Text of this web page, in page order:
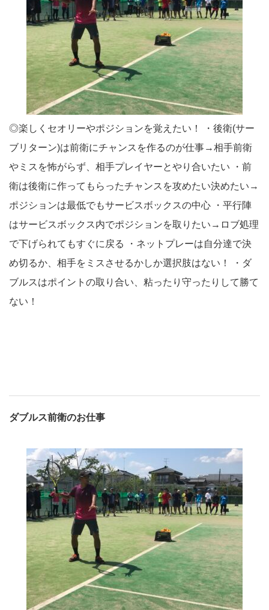
◎楽しくセオリーやポジションを覚えたい！ ・後衛(サー
ブリターン)は前衛にチャンスを作るのが仕事→相手前衛
やミスを怖がらず、相手プレイヤーとやり合いたい ・前
衛は後衛に作ってもらったチャンスを攻めたい決めたい→
ポジションは最低でもサービスボックスの中心 ・平行陣
はサービスボックス内でポジションを取りたい→ロブ処理
で下げられてもすぐに戻る ・ネットプレーは自分達で決
め切るか、相手をミスさせるかしか選択肢はない！ ・ダ
ブルスはポイントの取り合い、粘ったり守ったりして勝て
ない！
ダブルス前衛のお仕事